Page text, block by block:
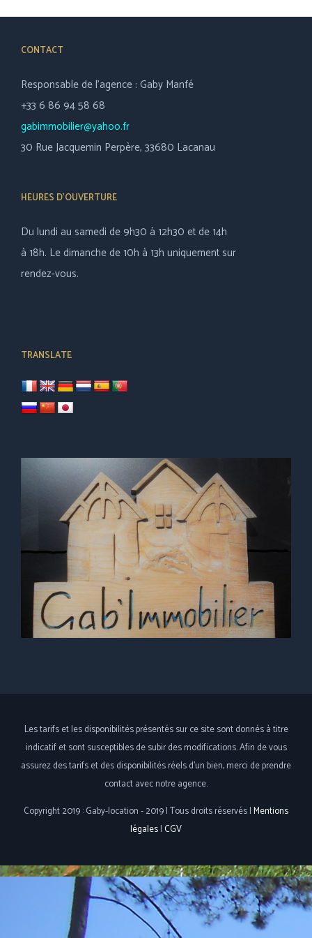
CONTACT
Responsable de l’agence : Gaby Manfé
+33 6 86 94 58 68
gabimmobilier@yahoo.fr
30 Rue Jacquemin Perpère, 33680 Lacanau
HEURES D’OUVERTURE
Du lundi au samedi de 9h30 à 12h30 et de 14h
à 18h. Le dimanche de 10h à 13h uniquement sur
rendez-vous.
TRANSLATE
Les tarifs et les disponibilités présentés sur ce site sont donnés à titre
indicatif et sont susceptibles de subir des modifications. Afin de vous
assurez des tarifs et des disponibilités réels d'un bien, merci de prendre
contact avec notre agence.
Copyright 2019 : Gaby-location - 2019 | Tous droits réservés |Mentions
légales| CGV